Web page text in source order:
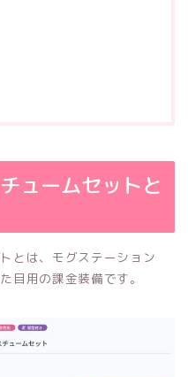
ュームセットと
とは、モグステーション
目用の課金装備です。